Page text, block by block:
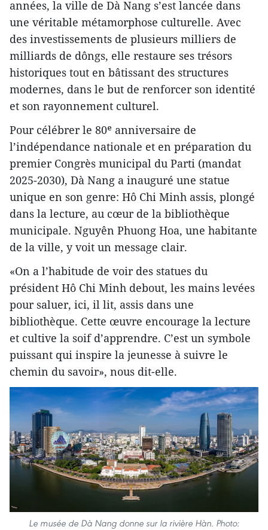
années, la ville de Dà Nang s’est lancée dans
une véritable métamorphose culturelle. Avec
des investissements de plusieurs milliers de
milliards de dôngs, elle restaure ses trésors
historiques tout en bâtissant des structures
modernes, dans le but de renforcer son identité
et son rayonnement culturel.
Pour célébrer le 80ᵉ anniversaire de
l’indépendance nationale et en préparation du
premier Congrès municipal du Parti (mandat
2025‑2030), Dà Nang a inauguré une statue
unique en son genre: Hô Chi Minh assis, plongé
dans la lecture, au cœur de la bibliothèque
municipale. Nguyên Phuong Hoa, une habitante
de la ville, y voit un message clair.
«On a l’habitude de voir des statues du
président Hô Chi Minh debout, les mains levées
pour saluer, ici, il lit, assis dans une
bibliothèque. Cette œuvre encourage la lecture
et cultive la soif d’apprendre. C’est un symbole
puissant qui inspire la jeunesse à suivre le
chemin du savoir», nous dit-elle.
Le musée de Dà Nang donne sur la rivière Hàn. Photo: